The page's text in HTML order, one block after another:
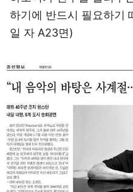
하기에 반드시 필요하기
일 자 A23면)